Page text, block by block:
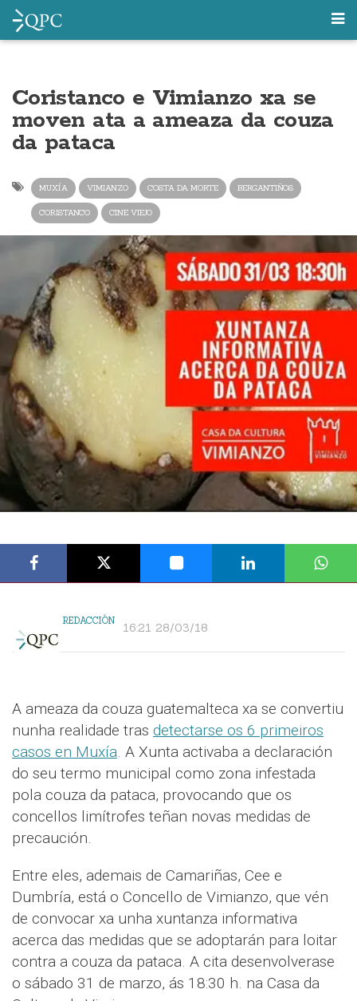
Coristanco e Vimianzo xa se
moven ata a ameaza da couza
da pataca
MUXÍA VIMIANZO COSTA DA MORTE BERGANTIÑOS
CORISTANCO CINE VIEJO
REDACCIÓN 16:21 28/03/18
A ameaza da couza guatemalteca xa se convertiu
nunha realidade tras detectarse os 6 primeiros
casos en Muxía. A Xunta activaba a declaración
do seu termo municipal como zona infestada
pola couza da pataca, provocando que os
concellos limítrofes teñan novas medidas de
precaución.
Entre eles, ademais de Camariñas, Cee e
Dumbría, está o Concello de Vimianzo, que vén
de convocar xa unha xuntanza informativa
acerca das medidas que se adoptarán para loitar
contra a couza da pataca. A cita desenvolverase
o sábado 31 de marzo, ás 18:30 h. na Casa da